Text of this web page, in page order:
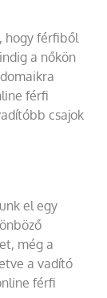
hogy férfiből
a nőkön
férfi
csajok
el egy
még a
a vadító
férfi